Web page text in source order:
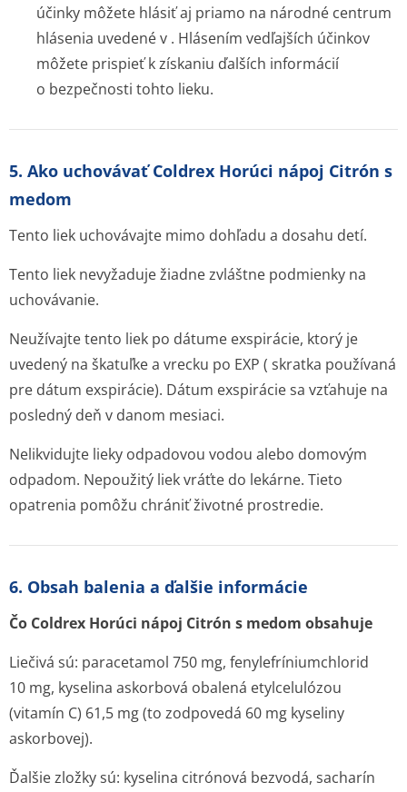
účinky môžete hlásiť aj priamo na národné centrum
hlásenia uvedené v . Hlásením vedľajších účinkov
môžete prispieť k získaniu ďalších informácií
o bezpečnosti tohto lieku.
5. Ako uchovávať Coldrex Horúci nápoj Citrón s
medom
Tento liek uchovávajte mimo dohľadu a dosahu detí.
Tento liek nevyžaduje žiadne zvláštne podmienky na
uchovávanie.
Neužívajte tento liek po dátume exspirácie, ktorý je
uvedený na škatuľke a vrecku po EXP ( skratka používaná
pre dátum exspirácie). Dátum exspirácie sa vzťahuje na
posledný deň v danom mesiaci.
Nelikvidujte lieky odpadovou vodou alebo domovým
odpadom. Nepoužitý liek vráťte do lekárne. Tieto
opatrenia pomôžu chrániť životné prostredie.
6. Obsah balenia a ďalšie informácie
Čo Coldrex Horúci nápoj Citrón s medom obsahuje
Liečivá sú: paracetamol 750 mg, fenylefrínium­chlorid
10 mg, kyselina askorbová obalená etylcelulózou
(vitamín C) 61,5 mg (to zodpovedá 60 mg kyseliny
askorbovej).
Ďalšie zložky sú: kyselina citrónová bezvodá, sacharín